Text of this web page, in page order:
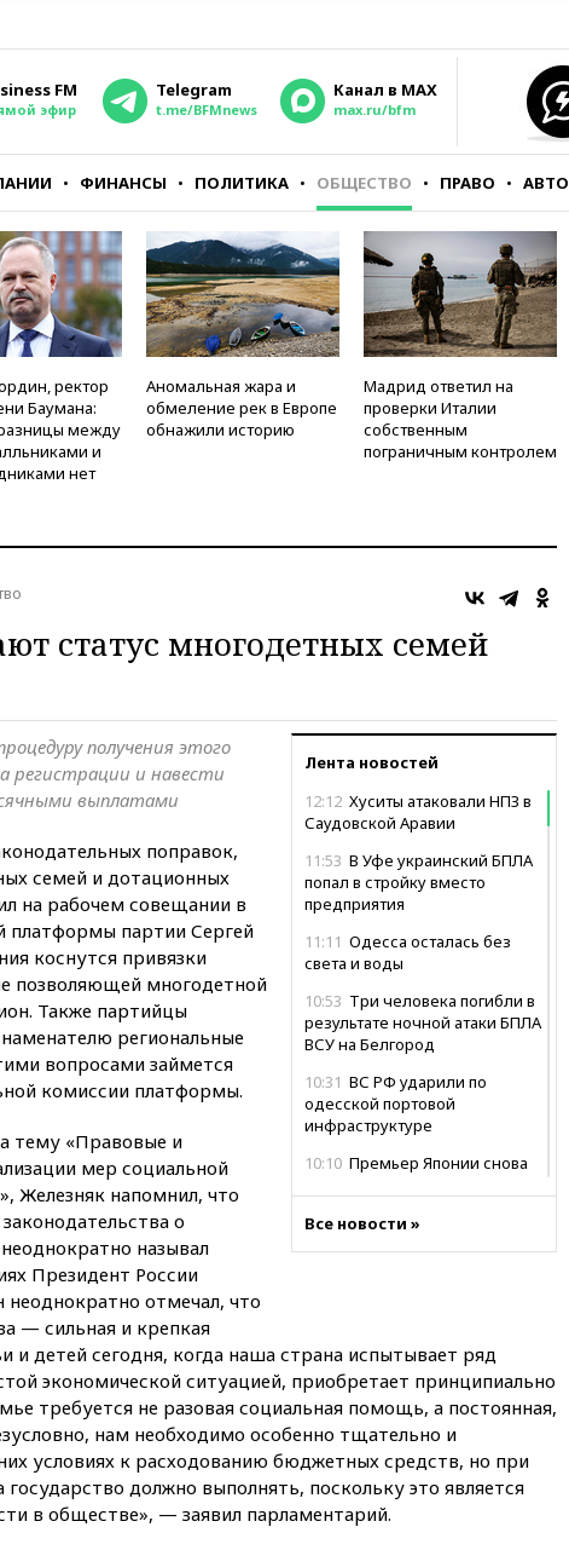
FM
эфир
Telegram
t.me/BFMnews
Канал в MAX
max.ru/bfm
ФИНАНСЫ ПОЛИТИКА ОБЩЕСТВО ПРАВО АВТО
ректор
Баумана:
между
и
нет
Аномальная жара и
обмеление рек в Европе
обнажили историю
Мадрид ответил на
проверки Италии
собственным
пограничным контролем
статус многодетных семей
Лента новостей
12:12 Хуситы атаковали НПЗ в
Саудовской Аравии
11:53 В Уфе украинский БПЛА
попал в стройку вместо
предприятия
11:11 Одесса осталась без
света и воды
10:53 Три человека погибли в
результате ночной атаки БПЛА
ВСУ на Белгород
10:31 ВС РФ ударили по
одесской портовой
инфраструктуре
10:10 Премьер Японии снова
08:50 Состояние здоровья
Джо Байдена ухудшилось
07:40 OpenAI приостановила
выпуск модели Astra и-за
потенциальных рисков
У берегов Италии
обнаружили затонувшее
Все новости »
получения этого
регистрации и навести
выплатами
поправок,
семей и дотационных
на рабочем совещании в
платформы партии Сергей
коснутся привязки
позволяющей многодетной
Также партийцы
региональные
вопросами займется
комиссии платформы.
тему «Правовые и
мер социальной
Железняк напомнил, что
о
называл
Президент России
отмечал, что
— сильная и крепкая
и детей сегодня, когда наша страна испытывает ряд
экономической ситуацией, приобретает принципиально
требуется не разовая социальная помощь, а постоянная,
нам необходимо особенно тщательно и
условиях к расходованию бюджетных средств, но при
должно выполнять, поскольку это является
в обществе», — заявил парламентарий.